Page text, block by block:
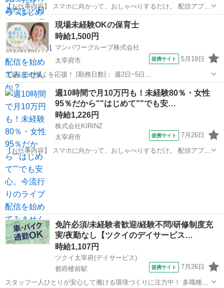
【お仕事内容】 スマホに向かって、おしゃべりするだけ。 配信アプリ
（17LIVE／Pococha／IRIAM など）でライブ配信するお仕事です。
——————————— 配信内容はぜんぶ自由
——————————— ・今日...
福岡 太宰府市 イベントスタッフ
現場未経験OKの保育士
時給1,500円
マンパワーグループ株式会社
太宰府市
提携サイト 5月19日
主婦(夫)の働くを応援！ [勤務日数]： 週2日~5日
08:00~11:00/09:00~12:00/09:00~15:00/07:00~16:00/11:00~20:00 [勤務
地・最寄駅]： 福岡県太宰府市 【派...
福岡 太宰府市 保育士
週10時間で月10万円も！未経験80％・女性
95％だから""はじめて""でも安…
時給1,226円
株式会社KIRINZ
太宰府市
提携サイト 7月26日
【お仕事内容】 スマホに向かって、おしゃべりするだけ。 配信アプリ
（17LIVE／Pococha／IRIAM など）でライブ配信するお仕事です。
——————————— 配信内容はぜんぶ自由
——————————— ・今日...
福岡 太宰府市
免許必須/未経験者歓迎/経験不問/研修制度充
実/夜勤なし【ツクイのデイサービス…
時給1,107円
ツクイ太宰府(デイサービス)
都府楼前駅
提携サイト 7月26日
スタッフ一人ひとりが安心して働ける環境づくりに注力中！ 多職種連